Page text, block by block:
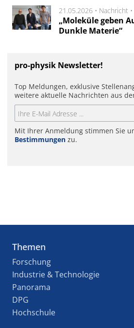
21.05.2026 • Nachricht •
„Moleküle geben
Dunkle Materie“
pro-physik Newsletter!
Top Meldungen, exklusive
weitere aktuelle Nachrichten aus
Mit Ihrer Anmeldung stimmen Sie
Bestimmungen zu.
Themen
Forschung
Industrie & Technologie
Panorama
DPG
Hochschule